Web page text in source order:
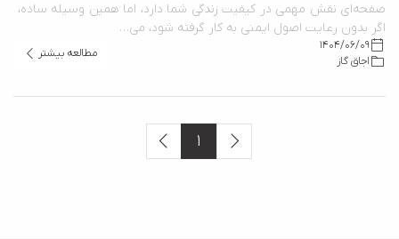
صفحه‌ای نقش مهمی در کیفیت زندگی شما دارد، اما همین وسیله ساده،
اگر بدون رعایت اصول ایمنی به کار گرفته شود، می…
1404/06/09
اجاق گاز
مطالعه بیشتر
1